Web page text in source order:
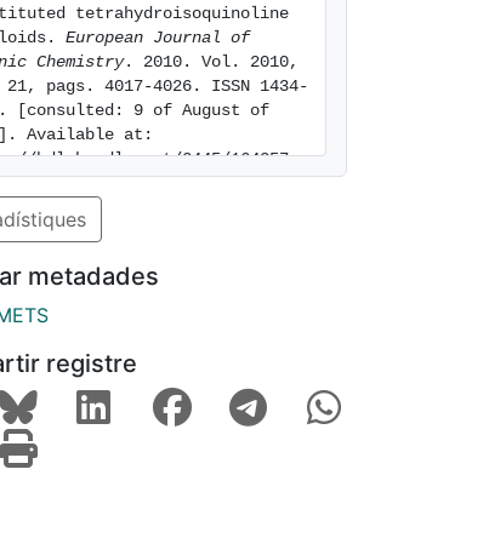
tetrahydroisoquinoline
European Journal of
Chemistry. 2010. Vol. 2010,
21, pags. 4017-4026. ISSN 1434-
[consulted: 9 of August of
Available at:
hdl.handle.net/2445/164357
metadades
registre